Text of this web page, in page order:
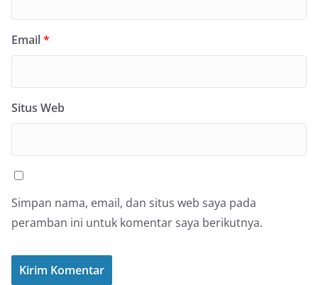
Email*
Situs Web
Simpan nama, email, dan situs web saya pada
peramban ini untuk komentar saya berikutnya.